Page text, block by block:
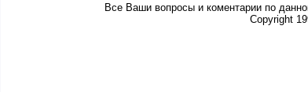
Все Ваши вопросы и коментарии по
Copyright